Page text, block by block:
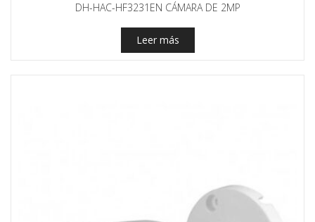
DH-HAC-HF3231EN CÁMARA DE 2MP
Leer más